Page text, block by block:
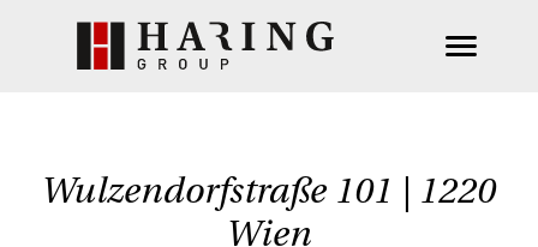
Wulzendorfstraße 101 | 1220
Wien